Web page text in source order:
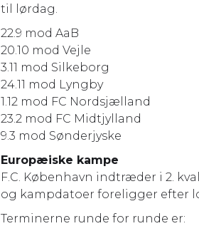
til lørdag.
22.9 mod AaB
20.10 mod Vejle
3.11 mod Silkeborg
24.11 mod Lyngby
1.12 mod FC Nordsjælland
23.2 mod FC Midtjylland
9.3 mod Sønderjyske
Europæiske kampe
F.C. København indtræder i 2.
og kampdatoer foreligger efter
Terminerne runde for runde er: